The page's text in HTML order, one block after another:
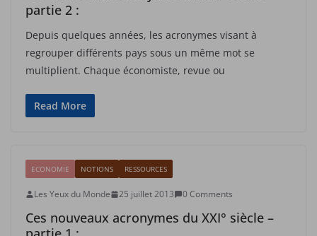
partie 2 :
Depuis quelques années, les acronymes visant à
regrouper différents pays sous un même mot se
multiplient. Chaque économiste, revue ou
Read More
ECONOMIE NOTIONS RESSOURCES
Les Yeux du Monde 25 juillet 2013 0 Comments
Ces nouveaux acronymes du XXI° siècle –